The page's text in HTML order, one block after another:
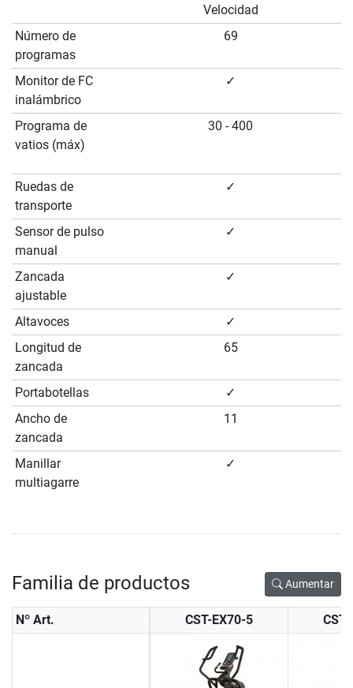
Velocidad
Número de
programas
69
Monitor de FC
inalámbrico
✓
Programa de
vatios (máx)
30 - 400
Ruedas de
transporte
✓
Sensor de pulso
manual
✓
Zancada
ajustable
✓
Altavoces
✓
Longitud de
zancada
65
Portabotellas
✓
Ancho de
zancada
11
Manillar
multiagarre
✓
Familia de productos Aumentar
Nº Art. CST-EX70-5